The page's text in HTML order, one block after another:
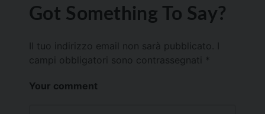
Got Something To Say?
Il tuo indirizzo email non sarà pubblicato.
campi obbligatori sono contrassegnati *
Your comment